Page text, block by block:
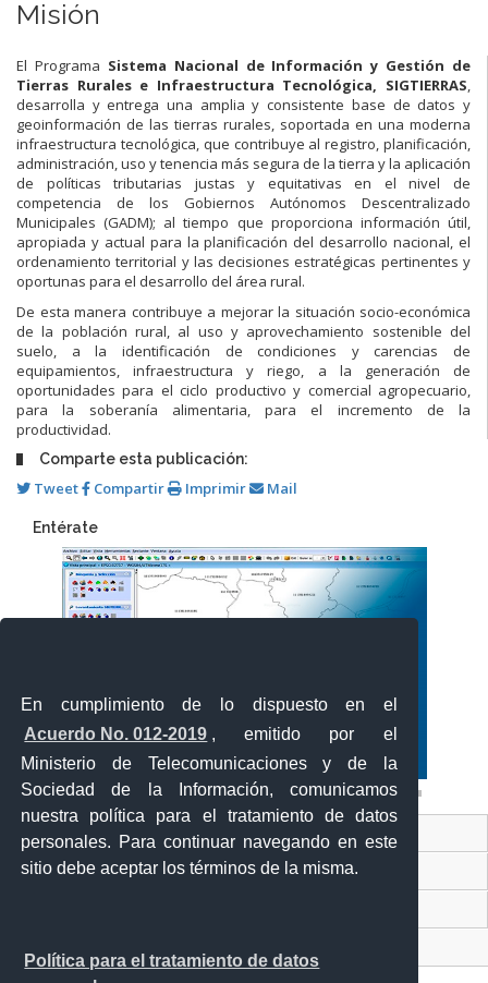
En cumplimiento de lo dispuesto en el
Acuerdo No. 012-2019 , emitido por el
Ministerio de Telecomunicaciones y de la
Sociedad de la Información, comunicamos
nuestra política para el tratamiento de datos
personales. Para continuar navegando en este
sitio debe aceptar los términos de la misma.
Política para el tratamiento de datos
Misión
El Programa Sistema Nacional de Información y Gestión de
Tierras Rurales e Infraestructura Tecnológica, SIGTIERRAS,
desarrolla y entrega una amplia y consistente base de datos y
geoinformación de las tierras rurales, soportada en una moderna
infraestructura tecnológica, que contribuye al registro, planificación,
administración, uso y tenencia más segura de la tierra y la aplicación
de políticas tributarias justas y equitativas en el nivel de
competencia de los Gobiernos Autónomos Descentralizado
Municipales (GADM); al tiempo que proporciona información útil,
apropiada y actual para la planificación del desarrollo nacional, el
ordenamiento territorial y las decisiones estratégicas pertinentes y
oportunas para el desarrollo del área rural.
De esta manera contribuye a mejorar la situación socio-económica
de la población rural, al uso y aprovechamiento sostenible del
suelo, a la identificación de condiciones y carencias de
equipamientos, infraestructura y riego, a la generación de
oportunidades para el ciclo productivo y comercial agropecuario,
para la soberanía alimentaria, para el incremento de la
productividad.
Comparte esta publicación:
Tweet Compartir Imprimir Mail
Entérate
Ventanilla Única Virtual
MAG